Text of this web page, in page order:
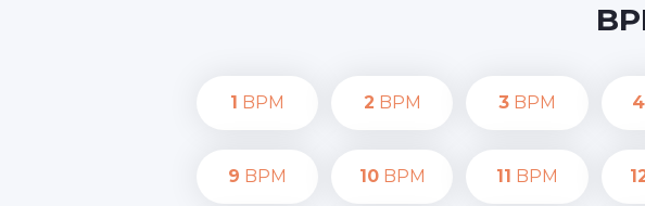
1 BPM 2 BPM 3BPM 4
9 BPM 10BPM 11 BPM